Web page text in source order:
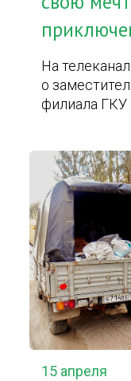
На
о
филиала
15 апреля